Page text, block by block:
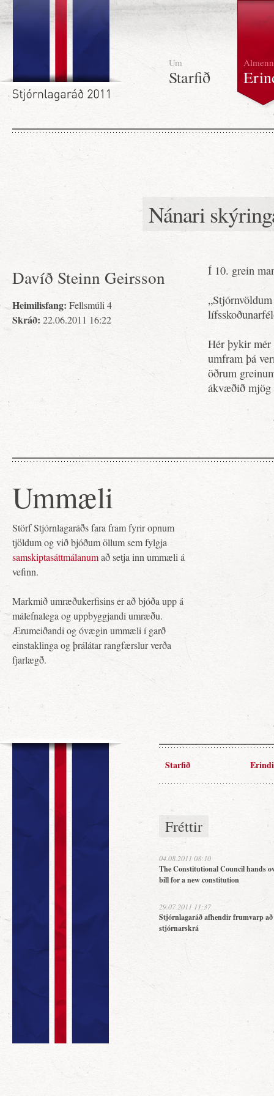
Um
Starfið
Almenn
Nánari
Davíð Steinn Geirsson
Heimilisfang: Fellsmúli 4
Skráð: 22.06.2011 16:22
Í 10. grein
Hér þykir mér
umfram þá
öðrum
ákvæðið mjög
Ummæli
Störf Stjórnlagaráðs fara fram fyrir opnum
tjöldum og við bjóðum öllum sem fylgja
samskiptasáttmálanumað setja inn ummæli á
vefinn.
Markmið umræðukerfisins er að bjóða upp á
málefnalega og uppbyggjandi umræðu.
Ærumeiðandi og óvægin ummæli í garð
einstaklinga og þrálátar rangfærslur verða
fjarlægð.
Starfið Erindi
Fréttir
04.08.2011 08:10
The Constitutional Council hands
bill for a new constitution
29.07.2011 11:37
Stjórnlagaráð afhendir frumvarp
stjórnarskrá